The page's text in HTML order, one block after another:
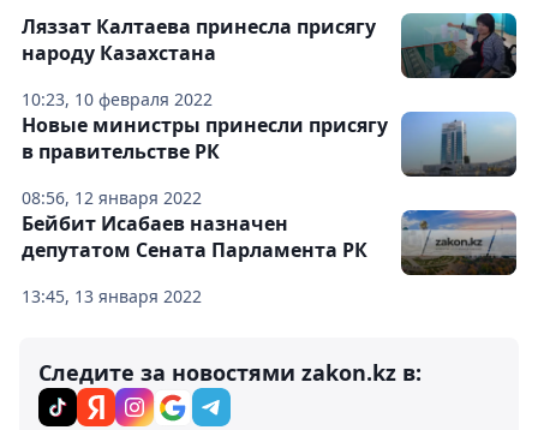
10:23, 10 февраля 2022
Ляззат Калтаева принесла присягу
народу Казахстана
08:56, 12 января 2022
Новые министры принесли присягу
в правительстве РК
13:45, 13 января 2022
Бейбит Исабаев назначен
депутатом Сената Парламента РК
Следите за новостями zakon.kz в: